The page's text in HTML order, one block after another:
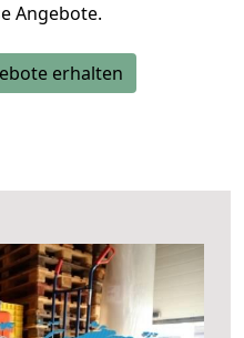
Angebote.
erhalten